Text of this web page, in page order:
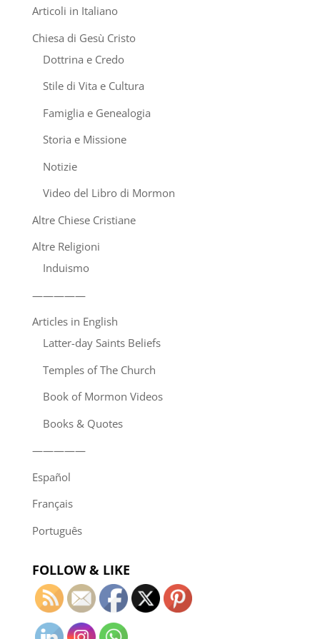
Articoli in Italiano
Chiesa di Gesù Cristo
Dottrina e Credo
Stile di Vita e Cultura
Famiglia e Genealogia
Storia e Missione
Notizie
Video del Libro di Mormon
Altre Chiese Cristiane
Altre Religioni
Induismo
—————
Articles in English
Latter-day Saints Beliefs
Temples of The Church
Book of Mormon Videos
Books & Quotes
—————
Español
Français
Português
FOLLOW & LIKE